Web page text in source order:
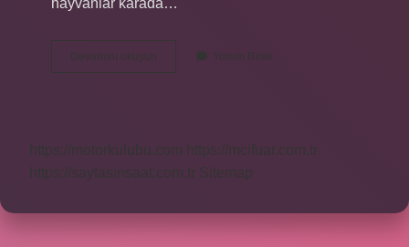
hayvanlar karada…
Devamını okuyun
Hayvanlara
Yorum Bırak
https://motorkulubu.com
https://mcifuar.com.tr
https://saytasinsaat.com.tr Sitemap